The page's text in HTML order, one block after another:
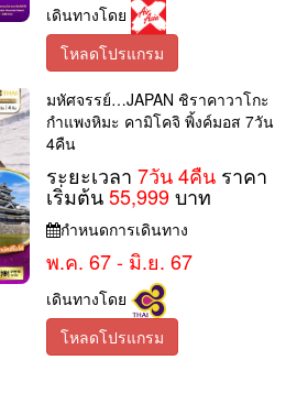
เดินทางโดย
โหลดโปรแกรม
มหัศจรรย์…JAPAN ชิราคาวาโกะ
กำแพงหิมะ คามิโคจิ พิ้งค์มอส 7วัน
4คืน
ระยะเวลา7วัน 4คืน ราคา
เริ่มต้น55,999บาท
กำหนดการเดินทาง
พ.ค. 67 - มิ.ย. 67
เดินทางโดย
โหลดโปรแกรม